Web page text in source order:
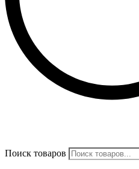
Поиск товаров